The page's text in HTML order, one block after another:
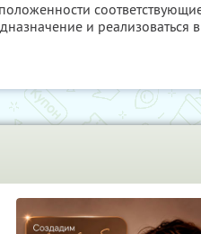
и реализоваться